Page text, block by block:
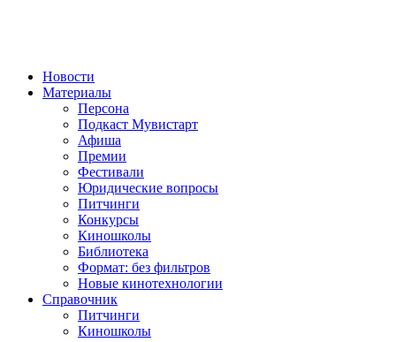
Новости
Материалы
Персона
Подкаст Мувистарт
Афиша
Премии
Фестивали
Юридические вопросы
Питчинги
Конкурсы
Киношколы
Библиотека
Формат: без фильтров
Новые кинотехнологии
Справочник
Питчинги
Киношколы